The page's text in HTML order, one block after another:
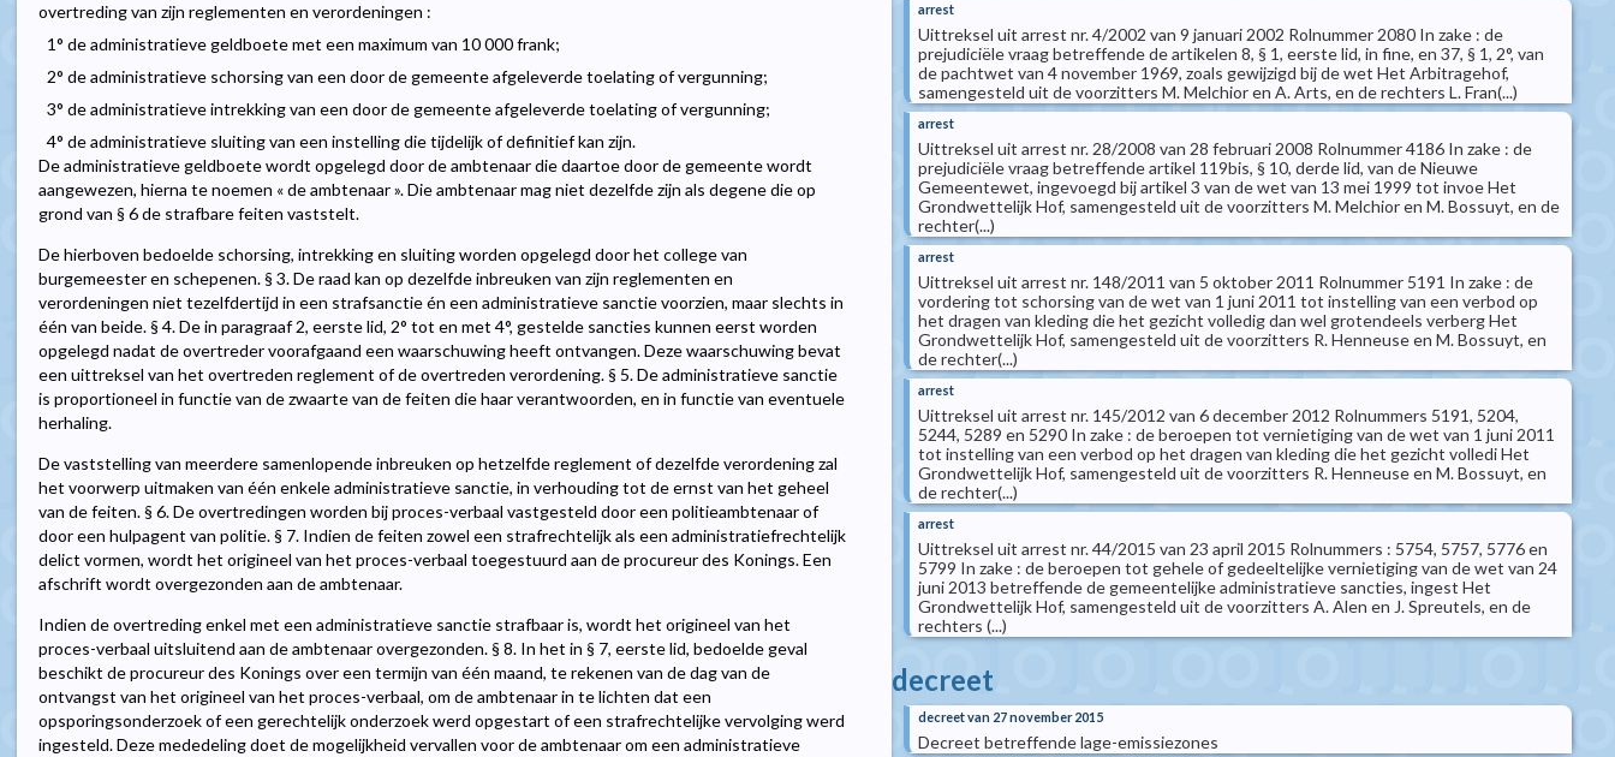
overtreding van zijn reglementen en verordeningen :
1° de administratieve geldboete met een maximum van 10 000 frank;
2° de administratieve schorsing van een door de gemeente afgeleverde toelating of vergunning;
3° de administratieve intrekking van een door de gemeente afgeleverde toelating of vergunning;
4° de administratieve sluiting van een instelling die tijdelijk of definitief kan zijn.
De administratieve geldboete wordt opgelegd door de ambtenaar die daartoe door de gemeente wordt
aangewezen, hierna te noemen « de ambtenaar ». Die ambtenaar mag niet dezelfde zijn als degene die op
grond van § 6 de strafbare feiten vaststelt.
De hierboven bedoelde schorsing, intrekking en sluiting worden opgelegd door het college van
burgemeester en schepenen. § 3. De raad kan op dezelfde inbreuken van zijn reglementen en
verordeningen niet tezelfdertijd in een strafsanctie én een administratieve sanctie voorzien, maar slechts in
één van beide. § 4. De in paragraaf 2, eerste lid, 2° tot en met 4°, gestelde sancties kunnen eerst worden
opgelegd nadat de overtreder voorafgaand een waarschuwing heeft ontvangen. Deze waarschuwing bevat
een uittreksel van het overtreden reglement of de overtreden verordening. § 5. De administratieve sanctie
is proportioneel in functie van de zwaarte van de feiten die haar verantwoorden, en in functie van eventuele
herhaling.
De vaststelling van meerdere samenlopende inbreuken op hetzelfde reglement of dezelfde verordening zal
het voorwerp uitmaken van één enkele administratieve sanctie, in verhouding tot de ernst van het geheel
van de feiten. § 6. De overtredingen worden bij proces-verbaal vastgesteld door een politieambtenaar of
door een hulpagent van politie. § 7. Indien de feiten zowel een strafrechtelijk als een administratiefrechtelijk
delict vormen, wordt het origineel van het proces-verbaal toegestuurd aan de procureur des Konings. Een
afschrift wordt overgezonden aan de ambtenaar.
Indien de overtreding enkel met een administratieve sanctie strafbaar is, wordt het origineel van het
proces-verbaal uitsluitend aan de ambtenaar overgezonden. § 8. In het in § 7, eerste lid, bedoelde geval
beschikt de procureur des Konings over een termijn van één maand, te rekenen van de dag van de
ontvangst van het origineel van het proces-verbaal, om de ambtenaar in te lichten dat een
opsporingsonderzoek of een gerechtelijk onderzoek werd opgestart of een strafrechtelijke vervolging werd
ingesteld. Deze mededeling doet de mogelijkheid vervallen voor de ambtenaar om een administratieve
arrest
Uittreksel uit arrest nr. 4/2002 van 9 januari 2002 Rolnummer 2080 In zake : de
prejudiciële vraag betreffende de artikelen 8, § 1, eerste lid, in fine, en 37, § 1, 2°, van
de pachtwet van 4 november 1969, zoals gewijzigd bij de wet Het Arbitragehof,
samengesteld uit de voorzitters M. Melchior en A. Arts, en de rechters L. Fran(...)
arrest
Uittreksel uit arrest nr. 28/2008 van 28 februari 2008 Rolnummer 4186 In zake : de
prejudiciële vraag betreffende artikel 119bis, § 10, derde lid, van de Nieuwe
Gemeentewet, ingevoegd bij artikel 3 van de wet van 13 mei 1999 tot invoe Het
Grondwettelijk Hof, samengesteld uit de voorzitters M. Melchior en M. Bossuyt, en de
rechter(...)
arrest
Uittreksel uit arrest nr. 148/2011 van 5 oktober 2011 Rolnummer 5191 In zake : de
vordering tot schorsing van de wet van 1 juni 2011 tot instelling van een verbod op
het dragen van kleding die het gezicht volledig dan wel grotendeels verberg Het
Grondwettelijk Hof, samengesteld uit de voorzitters R. Henneuse en M. Bossuyt, en
de rechter(...)
arrest
Uittreksel uit arrest nr. 145/2012 van 6 december 2012 Rolnummers 5191, 5204,
5244, 5289 en 5290 In zake : de beroepen tot vernietiging van de wet van 1 juni 2011
tot instelling van een verbod op het dragen van kleding die het gezicht volledi Het
Grondwettelijk Hof, samengesteld uit de voorzitters R. Henneuse en M. Bossuyt, en
de rechter(...)
arrest
Uittreksel uit arrest nr. 44/2015 van 23 april 2015 Rolnummers : 5754, 5757, 5776 en
5799 In zake : de beroepen tot gehele of gedeeltelijke vernietiging van de wet van 24
juni 2013 betreffende de gemeentelijke administratieve sancties, ingest Het
Grondwettelijk Hof, samengesteld uit de voorzitters A. Alen en J. Spreutels, en de
rechters (...)
decreet
decreet van 27 november 2015
Decreet betreffende lage-emissiezones